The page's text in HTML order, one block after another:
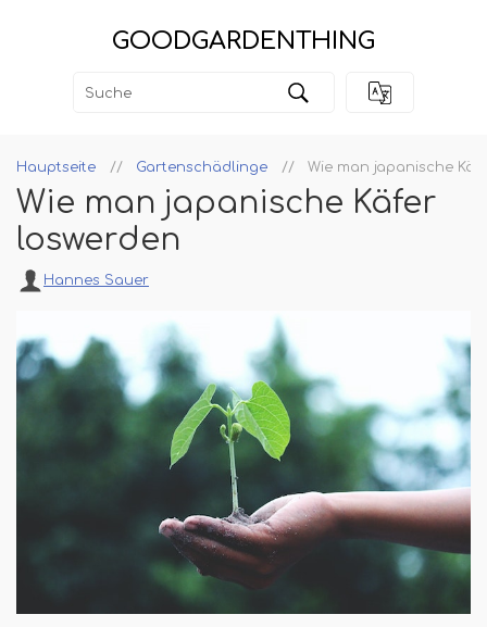
GOODGARDENTHING
Hauptseite Gartenschädlinge Wie man japanische
Wie man japanische Käfer
loswerden
Hannes Sauer